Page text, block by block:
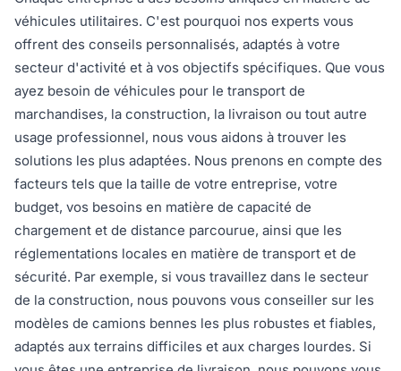
véhicules utilitaires. C'est pourquoi nos experts vous
offrent des conseils personnalisés, adaptés à votre
secteur d'activité et à vos objectifs spécifiques. Que vous
ayez besoin de véhicules pour le transport de
marchandises, la construction, la livraison ou tout autre
usage professionnel, nous vous aidons à trouver les
solutions les plus adaptées. Nous prenons en compte des
facteurs tels que la taille de votre entreprise, votre
budget, vos besoins en matière de capacité de
chargement et de distance parcourue, ainsi que les
réglementations locales en matière de transport et de
sécurité. Par exemple, si vous travaillez dans le secteur
de la construction, nous pouvons vous conseiller sur les
modèles de camions bennes les plus robustes et fiables,
adaptés aux terrains difficiles et aux charges lourdes. Si